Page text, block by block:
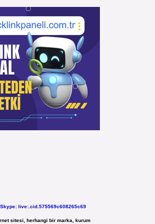
Skype: live:.cid.575569c608265c69
sitesi, herhangi bir marka, kurum